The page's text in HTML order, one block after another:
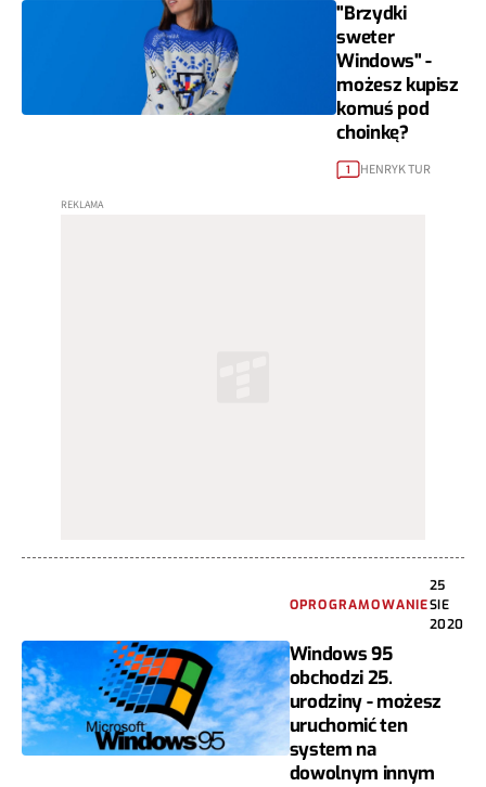
"Brzydki
sweter
Windows" -
możesz kupisz
komuś pod
choinkę?
1 HENRYK TUR
OPROGRAMOWANIE
25
SIE
2020
Windows 95
obchodzi 25.
urodziny - możesz
uruchomić ten
system na
dowolnym innym